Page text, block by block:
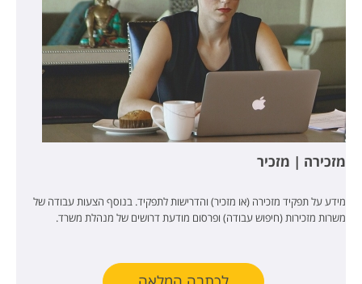
מזכירה | מזכיר
מידע על תפקיד מזכירה (או מזכיר) והדרישות לתפקיד. בנוסף הצעות עבודה של
משרות מזכירות (חיפוש עבודה) ופרסום מודעת דרושים של מנהלת משרד.